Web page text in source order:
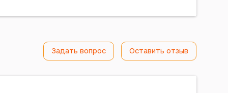
Задать вопрос Оставить отзыв